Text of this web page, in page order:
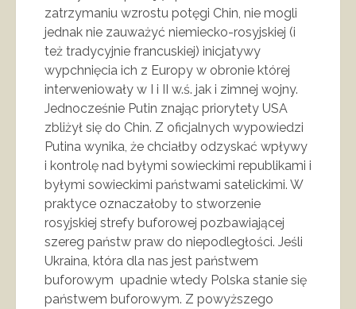
zatrzymaniu wzrostu potęgi Chin, nie mogli
jednak nie zauważyć niemiecko-rosyjskiej (i
też tradycyjnie francuskiej) inicjatywy
wypchnięcia ich z Europy w obronie której
interweniowały w I i II w.ś. jak i zimnej wojny.
Jednocześnie Putin znając priorytety USA
zbliżył się do Chin. Z oficjalnych wypowiedzi
Putina wynika, że chciałby odzyskać wpływy
i kontrolę nad byłymi sowieckimi republikami i
byłymi sowieckimi państwami satelickimi. W
praktyce oznaczałoby to stworzenie
rosyjskiej strefy buforowej pozbawiającej
szereg państw praw do niepodległości. Jeśli
Ukraina, która dla nas jest państwem
buforowym upadnie wtedy Polska stanie się
państwem buforowym. Z powyższego